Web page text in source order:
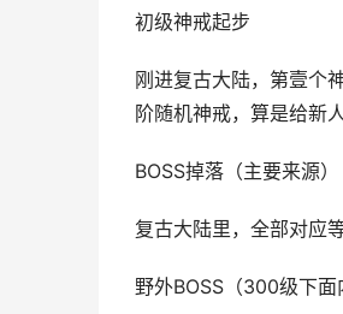
初级神戒起步
刚进复古大陆，第壹个
阶随机神戒，算是给新
BOSS掉落（主要来源）
复古大陆里，全部对应
野外BOSS（300级下